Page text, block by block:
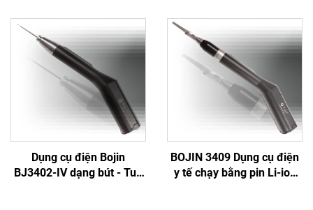
Dụng cụ điện Bojin
BJ3402-IV dạng bút - Tua
BOJIN 3409 Dụng cụ điện
y tế chạy bằng pin Li-ion